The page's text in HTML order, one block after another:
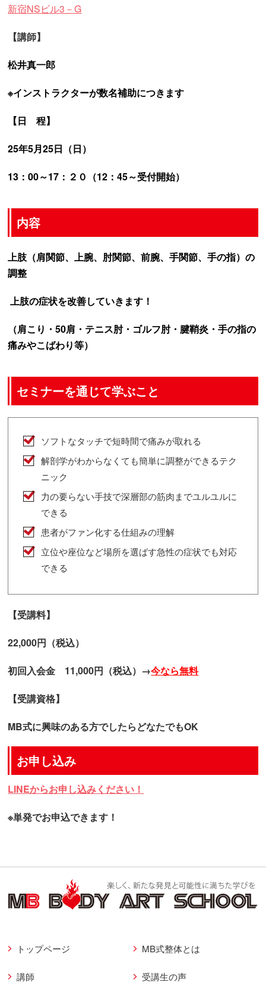
新宿NSビル3－G
【講師】
松井真一郎
※インストラクターが数名補助につきます
【日 程】
25年5月25日（日）
13：00～17：２０（12：45～受付開始）
内容
上肢（肩関節、上腕、肘関節、前腕、手関節、手の指）の
調整
上肢の症状を改善していきます！
（肩こり・50肩・テニス肘・ゴルフ肘・腱鞘炎・手の指の
痛みやこばわり等）
セミナーを通じて学ぶこと
ソフトなタッチで短時間で痛みが取れる
解剖学がわからなくても簡単に調整ができるテク
ニック
力の要らない手技で深層部の筋肉までユルユルに
できる
患者がファン化する仕組みの理解
立位や座位など場所を選ばす急性の症状でも対応
できる
【受講料】
22,000円（税込）
初回入会金 11,000円（税込）→今なら無料
【受講資格】
MB式に興味のある方でしたらどなたでもOK
お申し込み
LINEからお申し込みください！
※単発でお申込できます！
トップページ MB式整体とは
講師 受講生の声